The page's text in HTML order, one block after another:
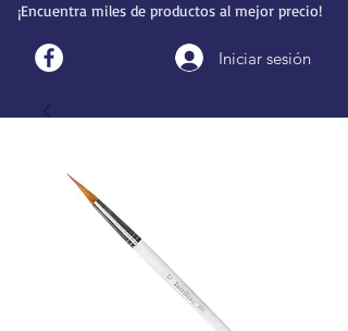
¡Encuentra miles de productos al mejor precio!
Iniciar sesión